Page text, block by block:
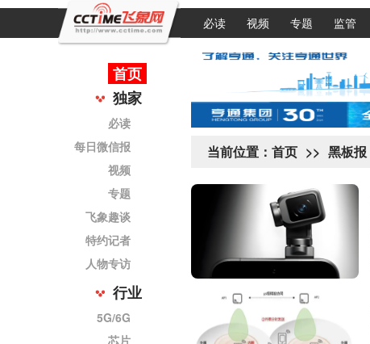
必读 视频 专题 监管
首页
独家
必读
每日微信报
视频
专题
飞象趣谈
特约记者
人物专访
行业
5G/6G
芯片
当前位置： 首页 >> 黑板报